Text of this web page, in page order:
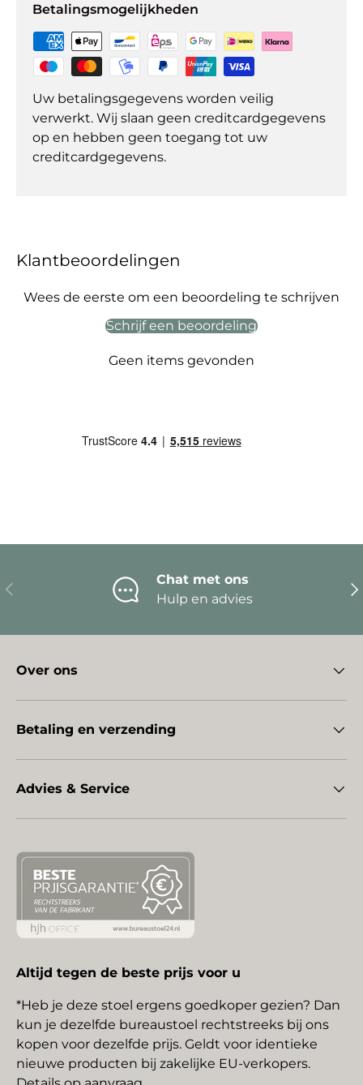
Betalingsmogelijkheden
Uw betalingsgegevens worden veilig
verwerkt. Wij slaan geen creditcardgegevens
op en hebben geen toegang tot uw
creditcardgegevens.
Klantbeoordelingen
Wees de eerste om een beoordeling te schrijven
Schrijf een beoordeling
Geen items gevonden
Vorige
Chat met ons
Hulp en advies
Over ons
Betaling en verzending
Advies & Service
Altijd tegen de beste prijs voor u
*Heb je deze stoel ergens goedkoper gezien? Dan
kun je dezelfde bureaustoel rechtstreeks bij ons
kopen voor dezelfde prijs. Geldt voor identieke
nieuwe producten bij zakelijke EU-verkopers.